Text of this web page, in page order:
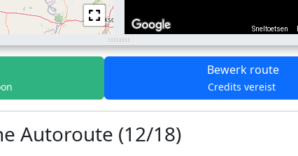
Sneltoetsen
Bewerk route
Credits vereist
Autoroute (12/18)